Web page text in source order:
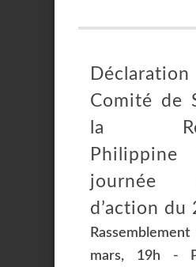
Comité de
la
journée
d’action du
mars, 19h -